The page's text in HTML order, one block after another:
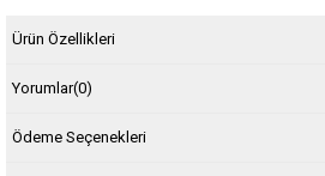
Ürün Özellikleri
Yorumlar(0)
Ödeme Seçenekleri